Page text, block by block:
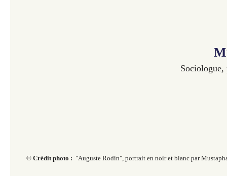
Sociologue,
©Crédit photo : "Auguste Rodin", portrait en noir et blanc par